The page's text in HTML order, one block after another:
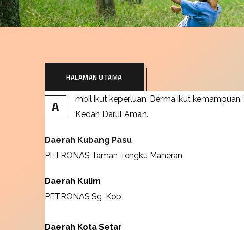
HALAMAN UTAMA
A
mbil ikut keperluan, Derma ikut
Kedah Darul Aman.
Daerah Kubang Pasu
PETRONAS Taman Tengku Maheran
Daerah Kulim
PETRONAS Sg. Kob
Daerah Kota Setar